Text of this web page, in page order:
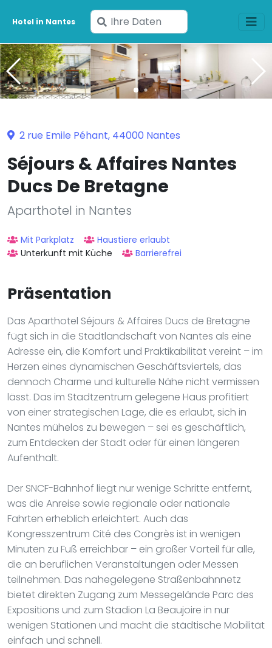
Hotel in Nantes
Geben
Sie
Ihre
Daten
ein
2 rue Emile Péhant, 44000 Nantes
Séjours & Affaires Nantes
Ducs De Bretagne
Aparthotel in Nantes
Mit Parkplatz
Haustiere erlaubt
Unterkunft mit Küche
Barrierefrei
Präsentation
Das Aparthotel Séjours & Affaires Ducs de Bretagne
fügt sich in die Stadtlandschaft von Nantes als eine
Adresse ein, die Komfort und Praktikabilität vereint – im
Herzen eines dynamischen Geschäftsviertels, das
dennoch Charme und kulturelle Nähe nicht vermissen
lässt. Das im Stadtzentrum gelegene Haus profitiert
von einer strategischen Lage, die es erlaubt, sich in
Nantes mühelos zu bewegen – sei es geschäftlich,
zum Entdecken der Stadt oder für einen längeren
Aufenthalt.
Der SNCF-Bahnhof liegt nur wenige Schritte entfernt,
was die Anreise sowie regionale oder nationale
Fahrten erheblich erleichtert. Auch das
Kongresszentrum Cité des Congrès ist in wenigen
Minuten zu Fuß erreichbar – ein großer Vorteil für alle,
die an beruflichen Veranstaltungen oder Messen
teilnehmen. Das nahegelegene Straßenbahnnetz
bietet direkten Zugang zum Messegelände Parc des
Expositions und zum Stadion La Beaujoire in nur
wenigen Stationen und macht die städtische Mobilität
einfach und schnell.